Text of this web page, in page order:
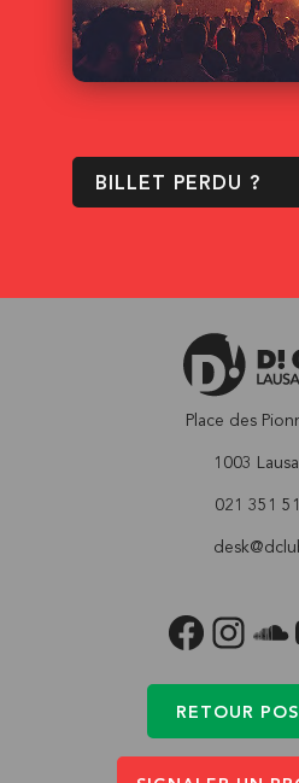
BILLET PERDU ?
Place des
1003
021 351
FACEBOOK
RETOUR